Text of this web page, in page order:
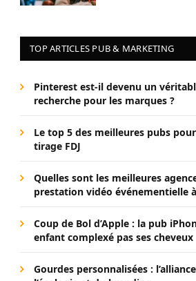
TOP ARTICLES PUB & MARKETING
Pinterest est-il devenu un
recherche pour les marques ?
Le top 5 des meilleures pubs
tirage FDJ
Quelles sont les meilleures
prestation vidéo événementielle
Coup de Bol d’Apple : la pub
enfant complexé pas ses cheveux
Gourdes personnalisées :